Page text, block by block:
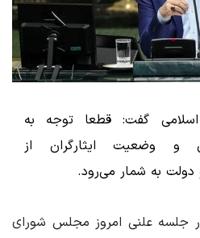
گفت: قطعا توجه به
و وضعیت ایثارگران از
به شمار می‌رود.
جلسه علنی امروز مجلس شورای